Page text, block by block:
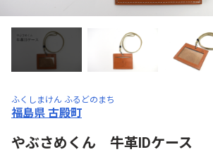
ふくしまけん ふるどのまち
福島県 古殿町
やぶさめくん 牛革IDケース